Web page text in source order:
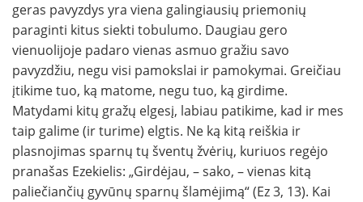
geras pavyzdys yra viena galingiausių priemonių
paraginti kitus siekti tobulumo. Daugiau gero
vienuolijoje padaro vienas asmuo gražiu savo
pavyzdžiu, negu visi pamokslai ir pamokymai. Greičiau
įtikime tuo, ką matome, negu tuo, ką girdime.
Matydami ki­tų gražų elgesį, labiau patikime, kad ir mes
taip galime (ir turime) elgtis. Ne ką kitą reiškia ir
plasnojimas sparnų tų šventų žvėrių, kuriuos regėjo
pranašas Ezekielis: „Girdėjau, – sako, – vienas kitą
paliečiančių gyvūnų sparnų šlamėjimą“ (Ez 3, 13). Kai